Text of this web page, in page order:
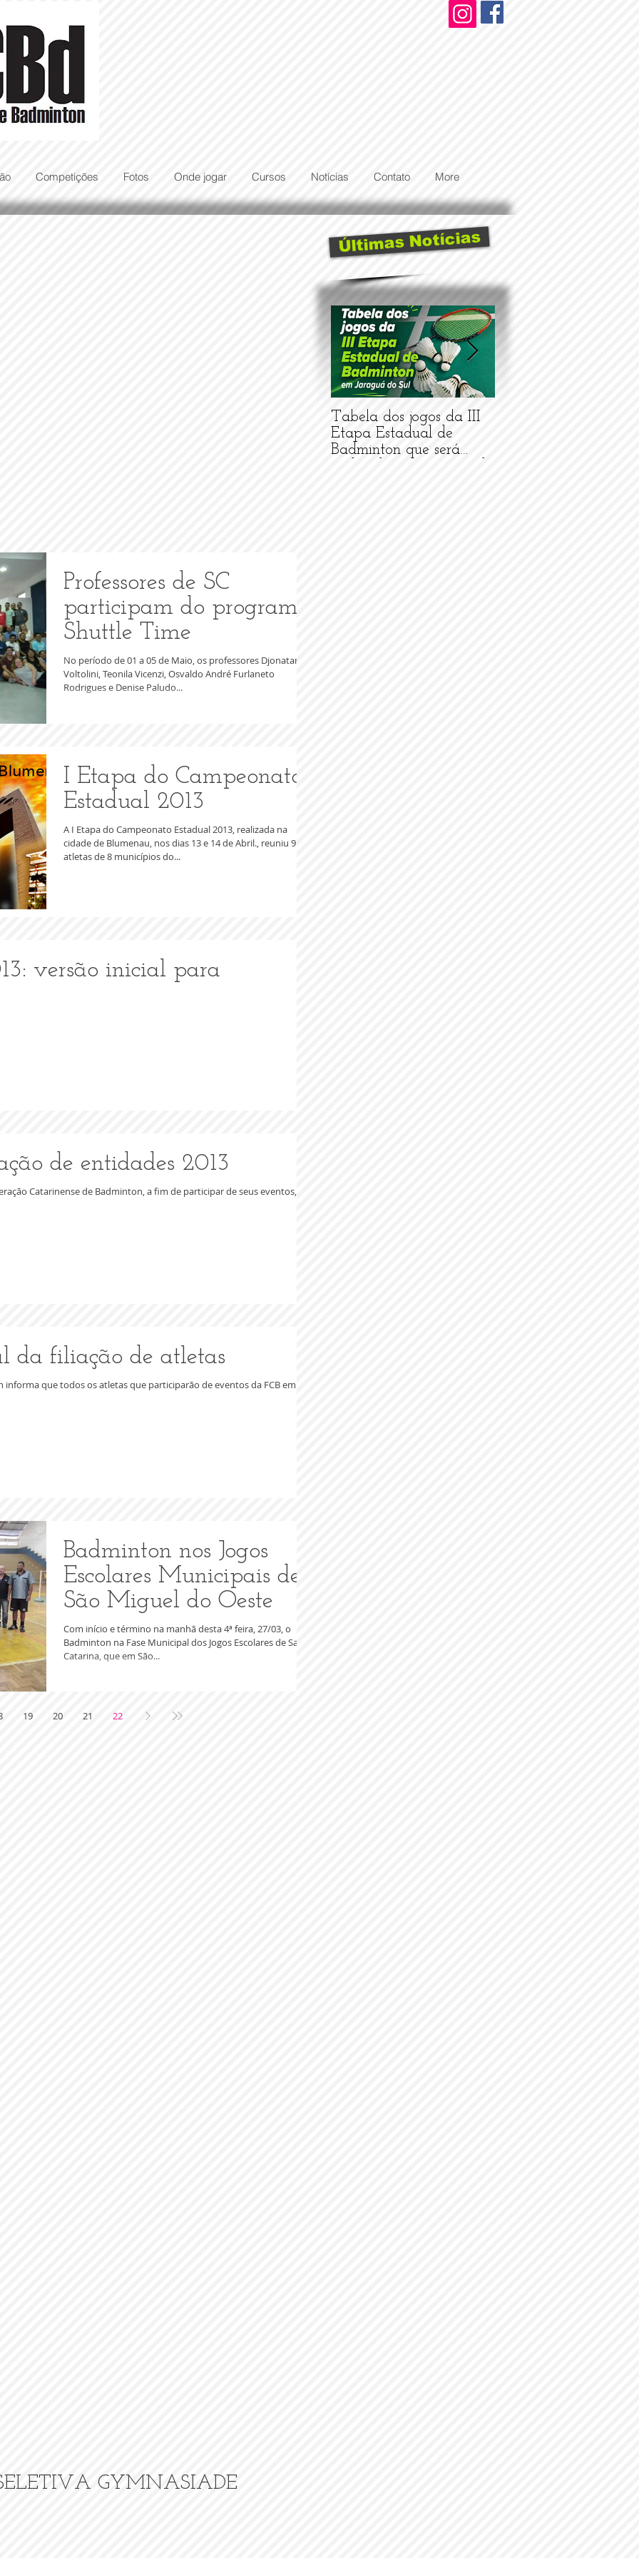
Competições Fotos Onde jogar Cursos Notícias Contato More
Últimas Notícias
Tabela dos jogos da III
Etapa Estadual de
Badminton que será
GYMNASIADE
Professores de SC
participam do programa
Shuttle Time
No período de 01 a 05 de Maio, os professores Djonatan
Voltolini, Teonila Vicenzi, Osvaldo André Furlaneto
Rodrigues e Denise Paludo...
I Etapa do Campeonato
Estadual 2013
A I Etapa do Campeonato Estadual 2013, realizada na
cidade de Blumenau, nos dias 13 e 14 de Abril., reuniu 91
atletas de 8 municípios do...
versão inicial para
de entidades 2013
Catarinense de Badminton, a fim de participar de seus eventos,
da filiação de atletas
informa que todos os atletas que participarão de eventos da FCB em
Badminton nos Jogos
Escolares Municipais de
São Miguel do Oeste
Com início e término na manhã desta 4ª feira, 27/03, o
Badminton na Fase Municipal dos Jogos Escolares de Santa
Catarina, que em São...
19 20 21 22